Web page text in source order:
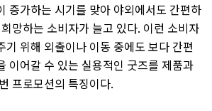
증가하는 시기를 맞아 야외에서도 간편하
망하는 소비자가 늘고 있다. 이런 소비자
기 위해 외출이나 이동 중에도 보다 간편
이어갈 수 있는 실용적인 굿즈를 제품과
프로모션의 특징이다.